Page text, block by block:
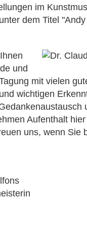
im
dem Titel
und
mit vielen
wichtigen
Aufenthalt
uns, wenn Sie